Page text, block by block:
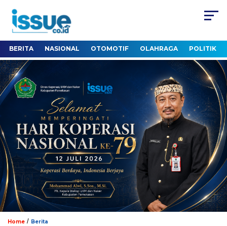
BERITA NASIONAL OTOMOTIF OLAHRAGA POLITIK
Home / Berita